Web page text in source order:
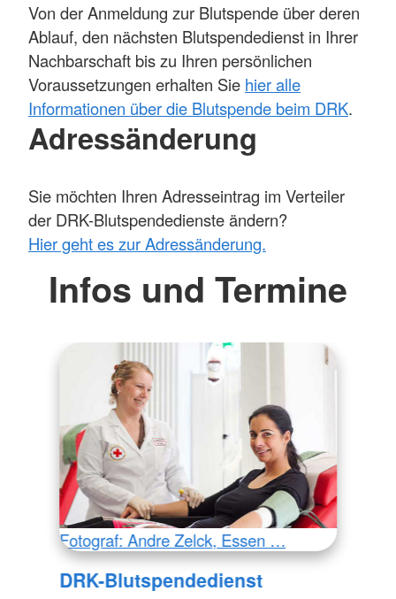
Von der Anmeldung zur Blutspende über deren
Ablauf, den nächsten Blutspendedienst in Ihrer
Nachbarschaft bis zu Ihren persönlichen
Voraussetzungen erhalten Sie hier alle
Informationen über die Blutspende beim DRK.
Adressänderung
Sie möchten Ihren Adresseintrag im Verteiler
der DRK-Blutspendedienste ändern?
Hier geht es zur Adressänderung.
Infos und Termine
Fotograf: Andre Zelck, Essen …
DRK-Blutspendedienst